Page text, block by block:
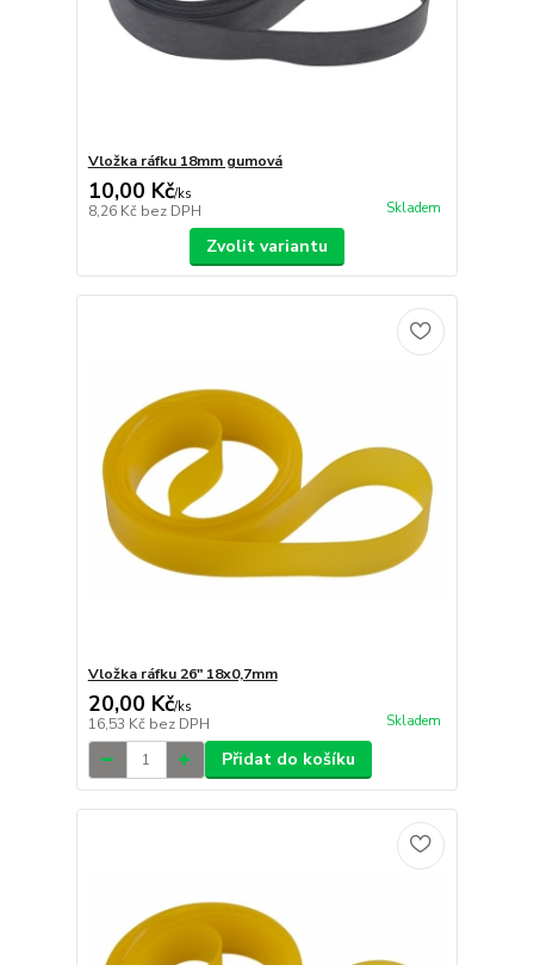
Vložka ráfku 18mm gumová
10,00 Kč/ks
8,26 Kč bez DPH Skladem
Zvolit variantu
Vložka ráfku 26" 18x0,7mm
20,00 Kč/ks
16,53 Kč bez DPH Skladem
Přidat do košíku